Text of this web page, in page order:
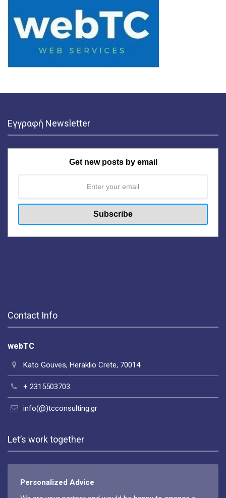
Εγγραφή Newsletter
Get new posts by email
Contact Info
webTC
Kato Gouves, Heraklio Crete, 70014
+ 2315503703
info(@)tcconsulting.gr
Let’s work together
Personalized Advice